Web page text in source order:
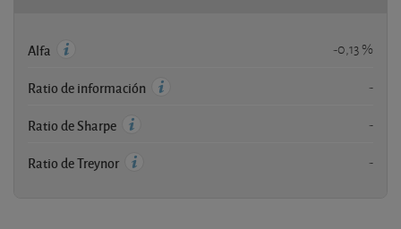
Alfa -0,13 %
Ratio de información -
Ratio de Sharpe -
Ratio de Treynor -